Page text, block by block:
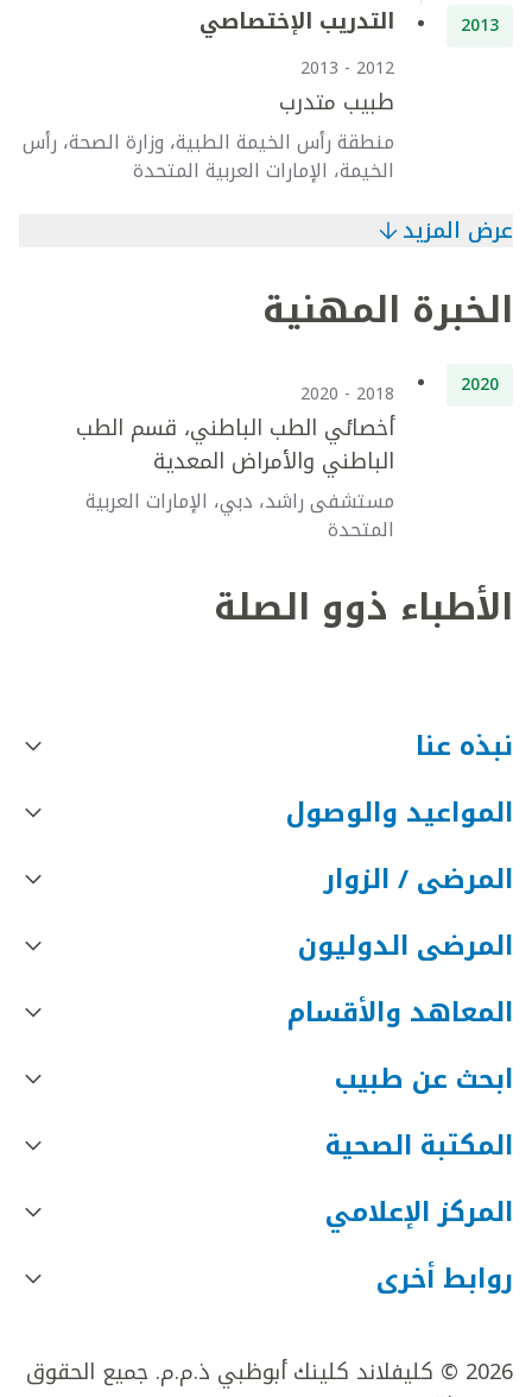
2013 التدريب الإختصاصي
2012 - 2013
طبيب متدرب
منطقة رأس الخيمة الطبية، وزارة الصحة، رأس
الخيمة، الإمارات العربية المتحدة
عرض المزيد
الخبرة المهنية
2020
2018 - 2020
أخصائي الطب الباطني، قسم الطب
الباطني والأمراض المعدية
مستشفى راشد، دبي، الإمارات العربية
المتحدة
الأطباء ذوو الصلة
نبذه عنا
المواعيد والوصول
المرضى / الزوار
المرضى الدوليون
المعاهد والأقسام
ابحث عن طبيب
المكتبة الصحية
المركز الإعلامي
روابط أخرى
2026 © كليفلاند كلينك أبوظبي ذ.م.م. جميع الحقوق